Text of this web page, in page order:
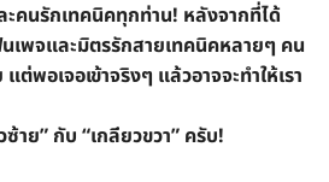
คนรักเทคนิคทุกท่าน! หลังจากที่ได้
เพจและมิตรรักสายเทคนิคหลายๆ คน
ต่พอเจอเข้าจริงๆ แล้วอาจจะทำให้เรา
าย” กับ “เกลียวขวา” ครับ!